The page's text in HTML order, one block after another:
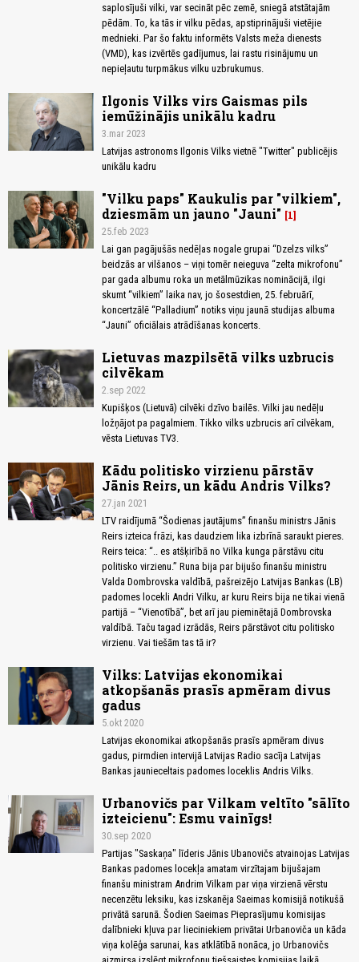
saplosījuši vilki, var secināt pēc zemē, sniegā atstātajām
pēdām. To, ka tās ir vilku pēdas, apstiprinājuši vietējie
mednieki. Par šo faktu informēts Valsts meža dienests
(VMD), kas izvērtēs gadījumus, lai rastu risinājumu un
nepieļautu turpmākus vilku uzbrukumus.
Ilgonis Vilks virs Gaismas pils
iemūžinājis unikālu kadru
3.mar 2023
Latvijas astronoms Ilgonis Vilks vietnē "Twitter" publicējis
unikālu kadru
"Vilku paps" Kaukulis par "vilkiem",
dziesmām un jauno "Jauni"
1
25.feb 2023
Lai gan pagājušās nedēļas nogale grupai “Dzelzs vilks”
beidzās ar vilšanos – viņi tomēr neieguva “zelta mikrofonu”
par gada albumu roka un metālmūzikas nominācijā, ilgi
skumt “vilkiem” laika nav, jo šosestdien, 25. februārī,
koncertzālē “Palladium” notiks viņu jaunā studijas albuma
“Jauni” oficiālais atrādīšanas koncerts.
Lietuvas mazpilsētā vilks uzbrucis
cilvēkam
2.sep 2022
Kupišķos (Lietuvā) cilvēki dzīvo bailēs. Vilki jau nedēļu
ložņājot pa pagalmiem. Tikko vilks uzbrucis arī cilvēkam,
vēsta Lietuvas TV3.
Kādu politisko virzienu pārstāv
Jānis Reirs, un kādu Andris Vilks?
27.jan 2021
LTV raidījumā “Šodienas jautājums” finanšu ministrs Jānis
Reirs izteica frāzi, kas daudziem lika izbrīnā saraukt pieres.
Reirs teica: “.. es atšķirībā no Vilka kunga pārstāvu citu
politisko virzienu.” Runa bija par bijušo finanšu ministru
Valda Dombrovska valdībā, pašreizējo Latvijas Bankas (LB)
padomes locekli Andri Vilku, ar kuru Reirs bija ne tikai vienā
partijā – “Vienotībā”, bet arī jau pieminētajā Dombrovska
valdībā. Taču tagad izrādās, Reirs pārstāvot citu politisko
virzienu. Vai tiešām tas tā ir?
Vilks: Latvijas ekonomikai
atkopšanās prasīs apmēram divus
gadus
5.okt 2020
Latvijas ekonomikai atkopšanās prasīs apmēram divus
gadus, pirmdien intervijā Latvijas Radio sacīja Latvijas
Bankas jaunieceltais padomes loceklis Andris Vilks.
Urbanovičs par Vilkam veltīto "sālīto
izteicienu": Esmu vainīgs!
30.sep 2020
Partijas "Saskaņa" līderis Jānis Ubanovičs atvainojas Latvijas
Bankas padomes locekļa amatam virzītajam bijušajam
finanšu ministram Andrim Vilkam par viņa virzienā vērstu
necenzētu leksiku, kas izskanēja Saeimas komisijā notikušā
privātā sarunā. Šodien Saeimas Pieprasījumu komisijas
dalībnieki kļuva par lieciniekiem privātai Urbanoviča un kāda
viņa kolēģa sarunai, kas atklātībā nonāca, jo Urbanovičs